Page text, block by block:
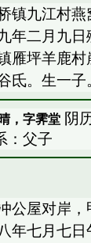
镇九江村燕
年二月九日
雁坪羊鹿村
氐。生一子
，字霁堂阴
：父子
公屋对岸，
年七月七日